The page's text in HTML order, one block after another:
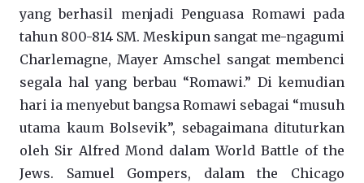
yang berhasil menjadi Penguasa Romawi pada
tahun 800-814 SM. Meskipun sangat me-ngagumi
Charlemagne, Mayer Amschel sangat membenci
segala hal yang berbau “Romawi.” Di kemudian
hari ia menyebut bangsa Romawi sebagai “musuh
utama kaum Bolsevik”, sebagaimana dituturkan
oleh Sir Alfred Mond dalam World Battle of the
Jews. Samuel Gompers, dalam the Chicago